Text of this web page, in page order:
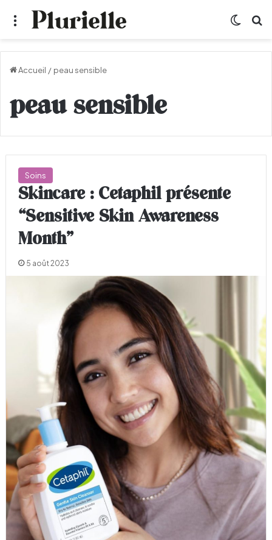
Menu
Accueil / peau sensible
peau sensible
Soins
Skincare : Cetaphil présente
“Sensitive Skin Awareness
Month”
5 août 2023